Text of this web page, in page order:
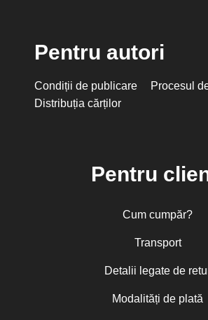
Pentru autori
Condiții de publicare
Procesul
Distribuția cărților
Pentru
Cum cumpăr?
Transport
Detalii legate de
Modalități de plată